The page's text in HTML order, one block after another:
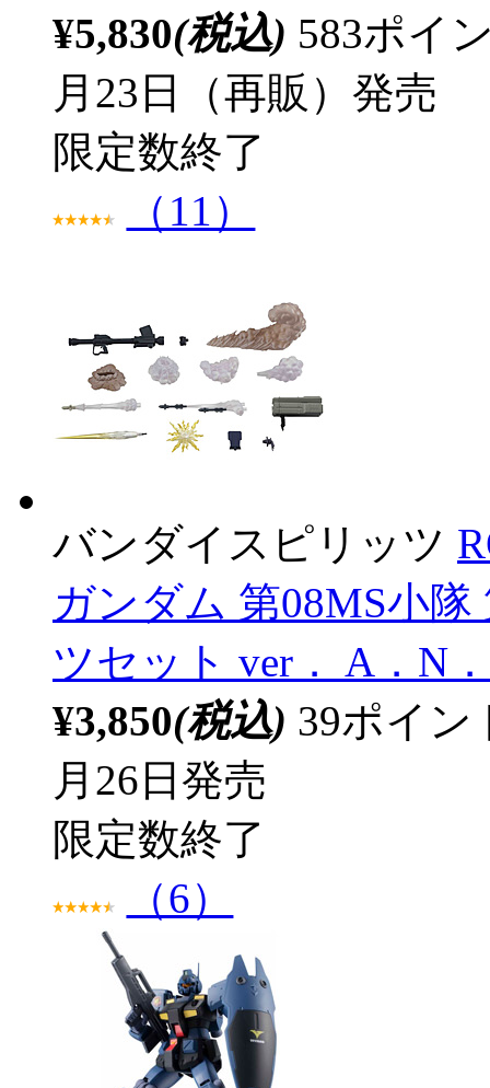
¥5,830(税込) 583ポイ
月23日（再販）発売
限定数終了
（11）
バンダイスピリッツ
ガンダム 第08MS小
ツセット ver． A．N
¥3,850(税込) 39ポイ
月26日発売
限定数終了
（6）